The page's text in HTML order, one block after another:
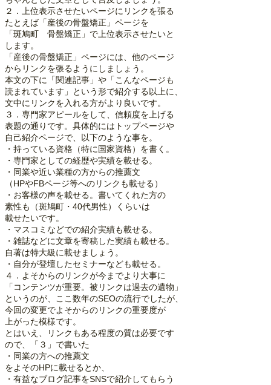
２．上位表示させたいページにリンクを張る
たとえば「産後の骨盤矯正」ページを
「斑鳩町 骨盤矯正」で上位表示させたいと
します。
「産後の骨盤矯正」ページには、他のページ
からリンクを張るようにしましょう。
本文の下に「関連記事」や「こんなページも
読まれています」という形で紹介する以上に、
文中にリンクを入れる方がより良いです。
３．専門家アピールをして、信頼度を上げる
表題の通りです。具体的にはトップページや
自己紹介ページで、以下のような事を。
・持っている資格（特に国家資格）を書く。
・専門家としての経歴や実績を載せる。
・同業や近い業種の方からの推薦文
（HPやFBページ等へのリンクも載せる）
・お客様の声を載せる。書いてくれた方の
素性も（斑鳩町・40代男性）くらいは
載せたいです。
・マスコミなどでの紹介実績も載せる。
・雑誌などに文章を寄稿した実績も載せる。
自著は特大級に載せましょう。
・自分が登壇したセミナーなども載せる。
４．よそからのリンクが今までより大事に
「コンテンツが重要。被リンクは過去の遺物」
というのが、ここ数年のSEOの流行でしたが、
今回の変更でよそからのリンクの重要度が
上がった模様です。
とはいえ、リンクもある程度の質は必要です
ので、「３」で書いた
・同業の方への推薦文
をよそのHPに載せるとか、
・有益なブログ記事をSNSで紹介してもらう